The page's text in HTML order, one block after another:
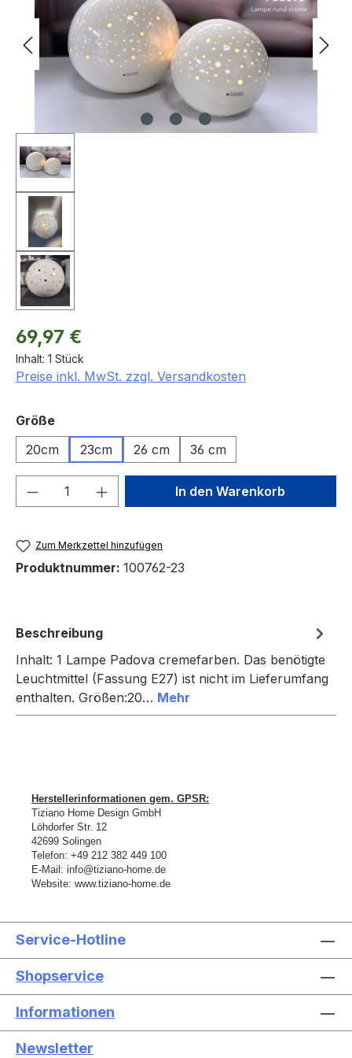
Regulärer Preis:
69,97 €
Inhalt: 1 Stück
Preise inkl. MwSt. zzgl. Versandkosten
Größeauswählen
20cm
23cm 26 cm 36 cm
Produkt Anzahl: Gib denIn den Warenkorb
Zum Merkzettel hinzufügen
Produktnummer: 100762-23
Beschreibung
Inhalt: 1 Lampe Padova cremefarben. Das benötigte
Leuchtmittel (Fassung E27) ist nicht im Lieferumfang
enthalten. Größen:20… Mehr
Herstellerinformationen gem. GPSR:
Tiziano Home Design GmbH
öhdorfer Str. 12
42699 Solingen
Telefon: +49 212 382 449 100
E-Mail: info@tiziano-home.de
Website: www.tiziano-home.de
Service-Hotline
Shopservice
Informationen
Newsletter